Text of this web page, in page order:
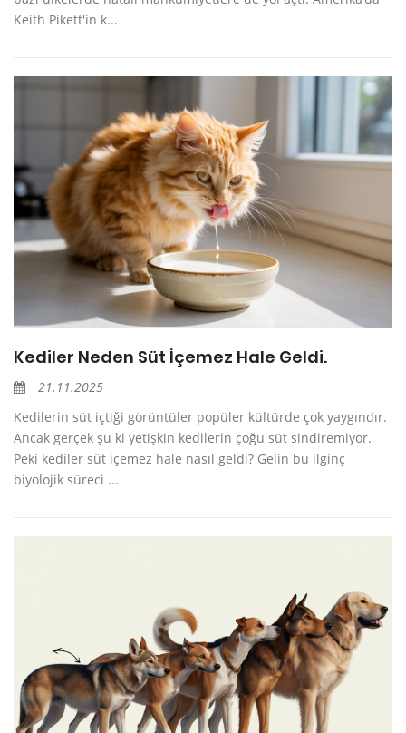
Keith Pikett'in k...
Kediler Neden Süt İçemez Hale Geldi.
21.11.2025
Kedilerin süt içtiği görüntüler popüler kültürde çok yaygındır.
Ancak gerçek şu ki yetişkin kedilerin çoğu süt sindiremiyor.
Peki kediler süt içemez hale nasıl geldi? Gelin bu ilginç
biyolojik süreci ...